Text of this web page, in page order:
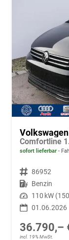
sofort lieferbar
Fahrzeugnr. 86952
Kraftstoff Benzin
Leistung 110 kW
01.06.2026
36.790,–
incl. 19% MwSt.